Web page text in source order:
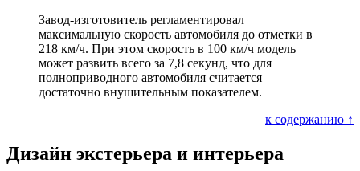
Завод-изготовитель регламентировал
максимальную скорость автомобиля до отметки в
218 км/ч. При этом скорость в 100 км/ч модель
может развить всего за 7,8 секунд, что для
полноприводного автомобиля считается
достаточно внушительным показателем.
к содержанию ↑
Дизайн экстерьера и интерьера